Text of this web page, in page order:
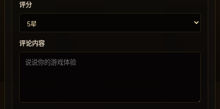
评分
评论内容